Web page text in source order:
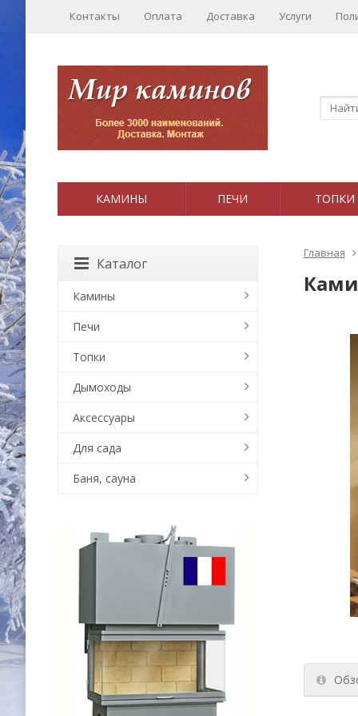
Контакты Оплата Доставка Услуги
КАМИНЫ ПЕЧИ ТОПКИ
Главная
Каталог
Камины
Печи
Топки
Дымоходы
Аксессуары
Для сада
Баня, сауна